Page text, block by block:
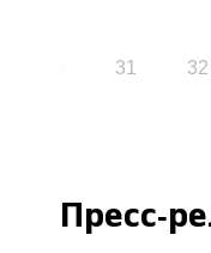
31 32
Пресс-